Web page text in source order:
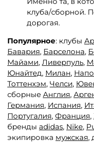
клуба/сборной.
дорогая.
Популярное: клубы
Бавария, Барселона,
Майами, Ливерпуль,
Юнайтед, Милан,
Тоттенхэм, Челси,
сборные Англия,
Германия, Испания,
Португалия, Франция,
бренды adidas, Nike,
экипировка мужская,